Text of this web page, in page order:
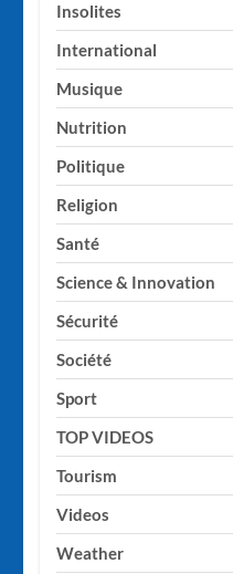
Insolites
International
Musique
Nutrition
Politique
Religion
Santé
Science & Innovation
Sécurité
Société
Sport
TOP VIDEOS
Tourism
Videos
Weather